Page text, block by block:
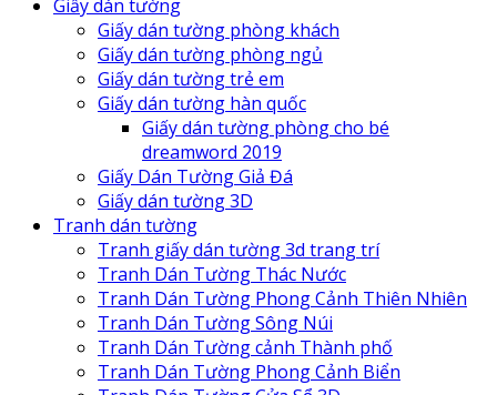
Giấy dán tường
Giấy dán tường phòng khách
Giấy dán tường phòng ngủ
Giấy dán tường trẻ em
Giấy dán tường hàn quốc
Giấy dán tường phòng cho bé
dreamword 2019
Giấy Dán Tường Giả Đá
Giấy dán tường 3D
Tranh dán tường
Tranh giấy dán tường 3d trang trí
Tranh Dán Tường Thác Nước
Tranh Dán Tường Phong Cảnh Thiên Nhiên
Tranh Dán Tường Sông Núi
Tranh Dán Tường cảnh Thành phố
Tranh Dán Tường Phong Cảnh Biển